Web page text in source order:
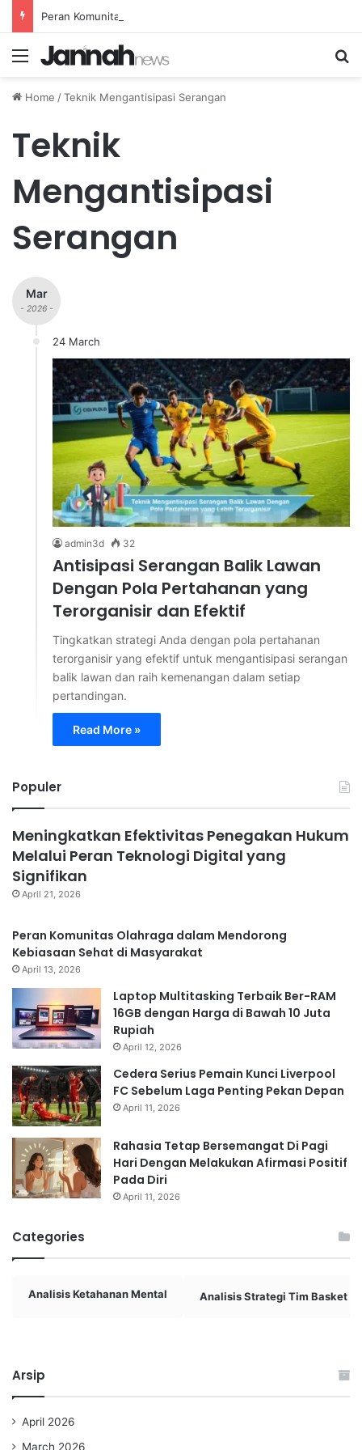
Menu
Home /Teknik Mengantisipasi Serangan
Teknik
Mengantisipasi
Serangan
Mar
- 2026 -
24 March
admin3d 32
Antisipasi Serangan Balik Lawan
Dengan Pola Pertahanan yang
Terorganisir dan Efektif
Tingkatkan strategi Anda dengan pola pertahanan
terorganisir yang efektif untuk mengantisipasi serangan
balik lawan dan raih kemenangan dalam setiap
pertandingan.
Read More »
Populer
Meningkatkan Efektivitas Penegakan Hukum
Melalui Peran Teknologi Digital yang
Signifikan
April 21, 2026
Peran Komunitas Olahraga dalam Mendorong
Kebiasaan Sehat di Masyarakat
April 13, 2026
Laptop Multitasking Terbaik Ber-RAM
16GB dengan Harga di Bawah 10 Juta
Rupiah
April 12, 2026
Cedera Serius Pemain Kunci Liverpool
FC Sebelum Laga Penting Pekan Depan
April 11, 2026
Rahasia Tetap Bersemangat Di Pagi
Hari Dengan Melakukan Afirmasi Positif
Pada Diri
April 11, 2026
Categories
Analisis Ketahanan Mental Analisis Strategi Tim Basket
Arsip
April 2026
March 2026